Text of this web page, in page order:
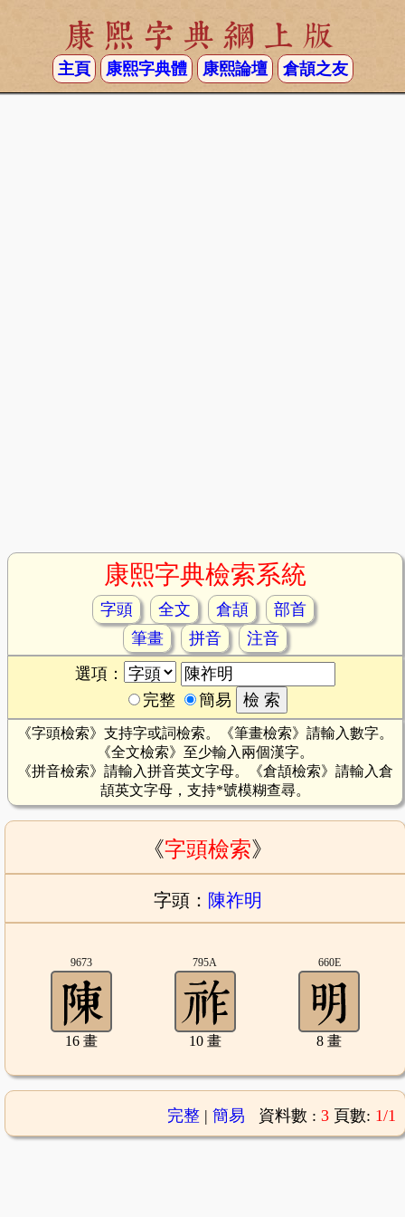
康熙字典網上版
主頁 康熙字典體 康熙論壇 倉頡之友
康熙字典檢索系統
字頭 全文 倉頡
部首
筆畫
拼音
注音
選項：
完整
簡易
《字頭檢索》支持字或詞檢索。《筆畫檢索》請輸入數字。
《全文檢索》至少輸入兩個漢字。
《拼音檢索》請輸入拼音英文字母。《倉頡檢索》請輸入倉
頡英文字母，支持*號模糊查尋。
《字頭檢索》
字頭： 陳祚明
9673
16 畫
795A
10 畫
660E
8 畫
完整| 簡易 資料數 : 3 頁數: 1/1